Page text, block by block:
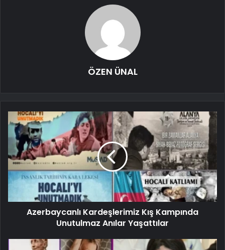
ÖZEN ÜNAL
Azerbaycanlı Kardeşlerimiz Kış Kampında
Unutulmaz Anılar Yaşattılar